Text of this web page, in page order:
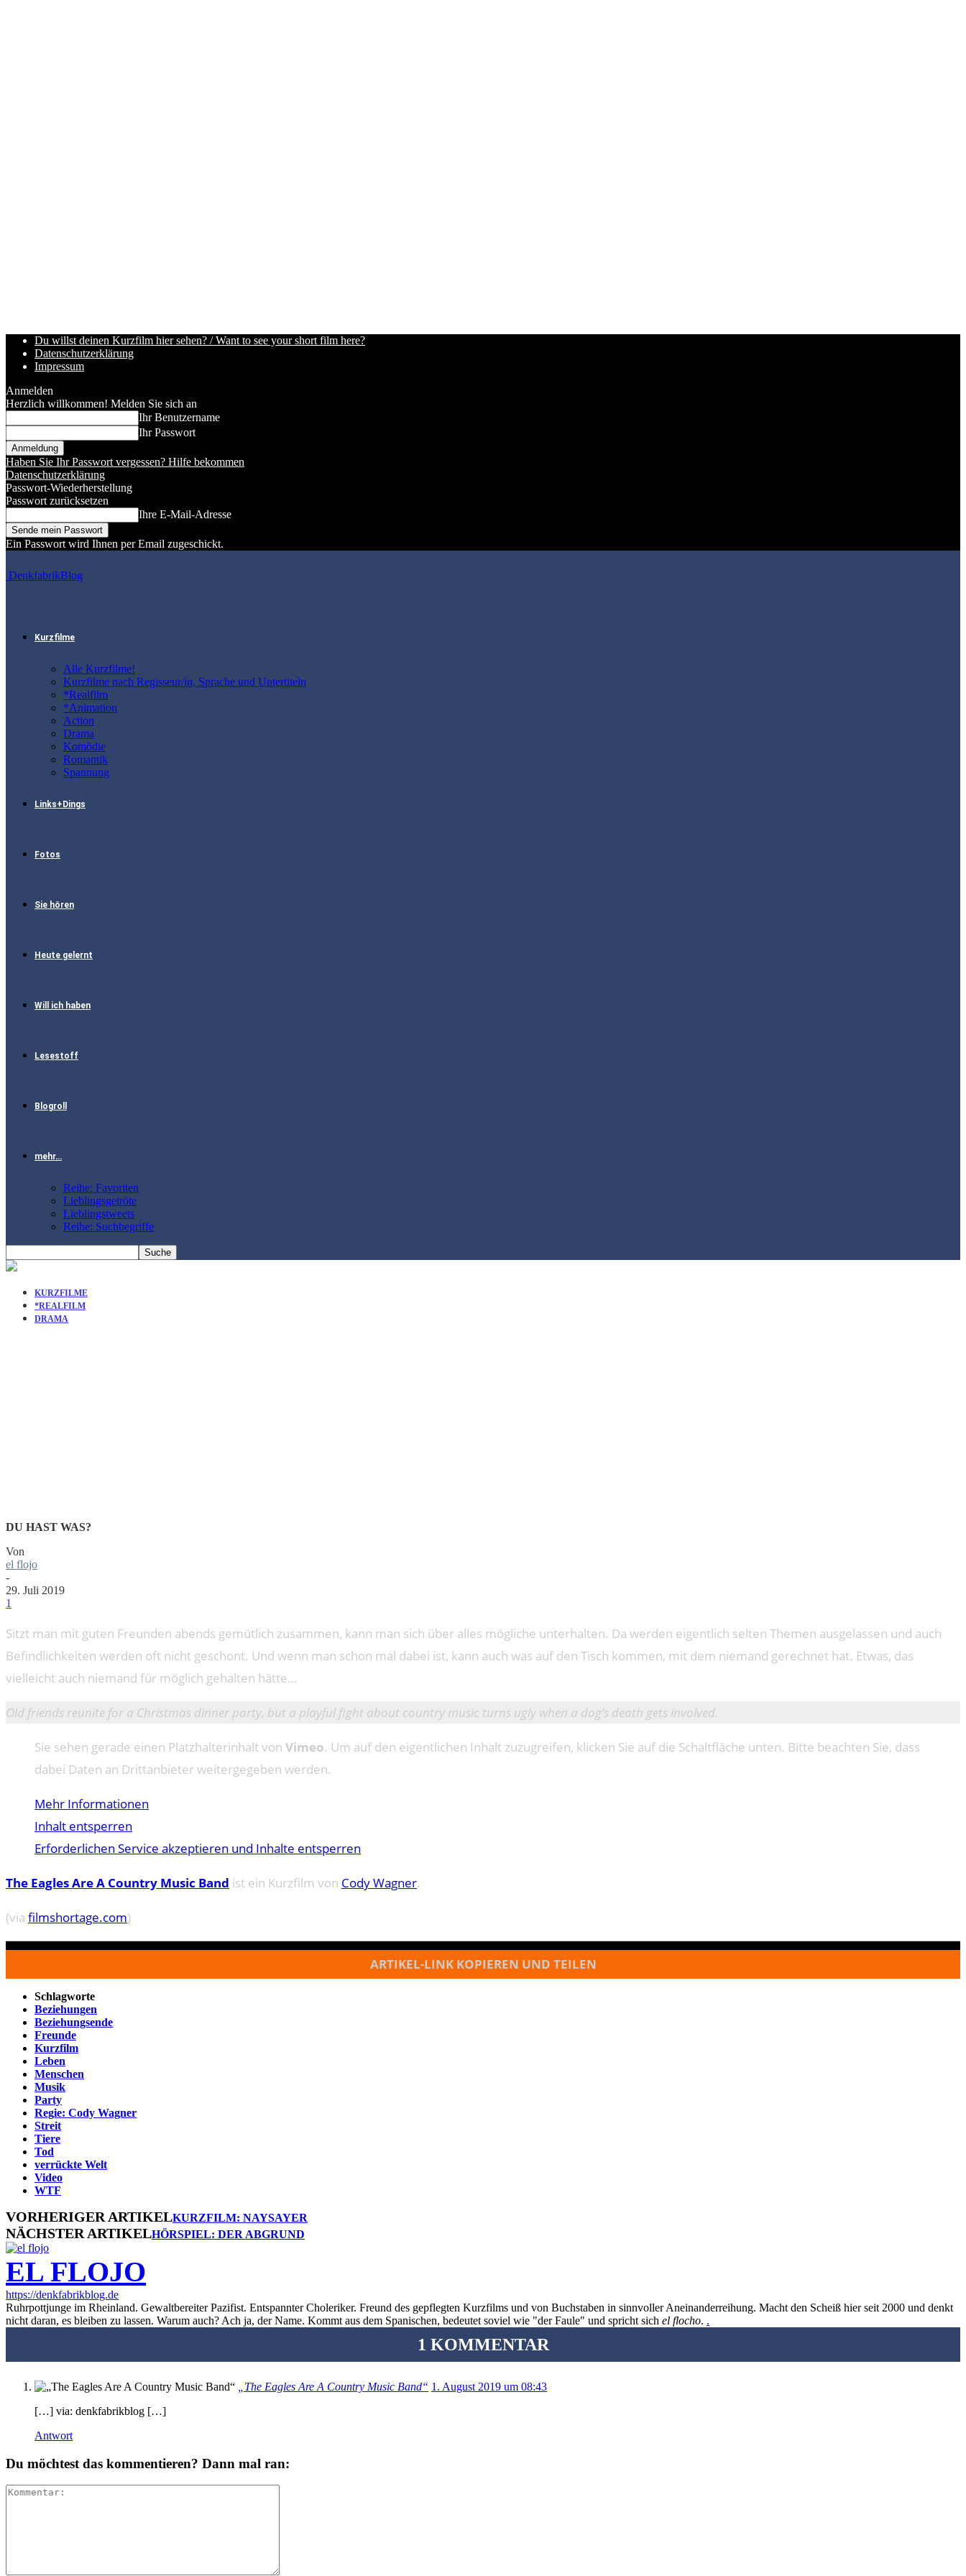
Du willst deinen Kurzfilm hier sehen? / Want to see your short film here?
Datenschutzerklärung
Impressum
Anmelden
Herzlich willkommen! Melden Sie sich an
Ihr Benutzername
Ihr Passwort
Haben Sie Ihr Passwort vergessen? Hilfe bekommen
Datenschutzerklärung
Passwort-Wiederherstellung
Passwort zurücksetzen
Ihre E-Mail-Adresse
Ein Passwort wird Ihnen per Email zugeschickt.
DenkfabrikBlog
Kurzfilme
Alle Kurzfilme!
Kurzfilme nach Regisseur/in, Sprache und Untertiteln
*Realfilm
*Animation
Action
Drama
Komödie
Romantik
Spannung
Links+Dings
Fotos
Sie hören
Heute gelernt
Will ich haben
Lesestoff
Blogroll
mehr…
Reihe: Favoriten
Lieblingsgetröte
Lieblingstweets
Reihe: Suchbegriffe
KURZFILME
*REALFILM
DRAMA
DU HAST WAS?
Von
el flojo
-
29. Juli 2019
1
Sitzt man mit guten Freunden abends gemütlich zusammen, kann man sich über alles mögliche unterhalten. Da werden eigentlich selten Themen ausgelassen und auch
Befindlichkeiten werden oft nicht geschont. Und wenn man schon mal dabei ist, kann auch was auf den Tisch kommen, mit dem niemand gerechnet hat. Etwas, das
vielleicht auch niemand für möglich gehalten hätte…
Old friends reunite for a Christmas dinner party, but a playful fight about country music turns ugly when a dog’s death gets involved.
Sie sehen gerade einen Platzhalterinhalt von Vimeo. Um auf den eigentlichen Inhalt zuzugreifen, klicken Sie auf die Schaltfläche unten. Bitte beachten Sie, dass
dabei Daten an Drittanbieter weitergegeben werden.
Mehr Informationen
Inhalt entsperren
Erforderlichen Service akzeptieren und Inhalte entsperren
The Eagles Are A Country Music Band ist ein Kurzfilm von Cody Wagner.
(via filmshortage.com)
ARTIKEL-LINK KOPIEREN UND TEILEN
Schlagworte
Beziehungen
Beziehungsende
Freunde
Kurzfilm
Leben
Menschen
Musik
Party
Regie: Cody Wagner
Streit
Tiere
Tod
verrückte Welt
Video
WTF
VORHERIGER ARTIKELKURZFILM: NAYSAYER
NÄCHSTER ARTIKELHÖRSPIEL: DER ABGRUND
EL FLOJO
https://denkfabrikblog.de
Ruhrpottjunge im Rheinland. Gewaltbereiter Pazifist. Entspannter Choleriker. Freund des gepflegten Kurzfilms und von Buchstaben in sinnvoller Aneinanderreihung. Macht den Scheiß hier seit 2000 und denkt
nicht daran, es bleiben zu lassen. Warum auch? Ach ja, der Name. Kommt aus dem Spanischen, bedeutet soviel wie "der Faule" und spricht sich el flocho. .
1 KOMMENTAR
„The Eagles Are A Country Music Band“ 1. August 2019 um 08:43
[…] via: denkfabrikblog […]
Antwort
Du möchtest das kommentieren? Dann mal ran: